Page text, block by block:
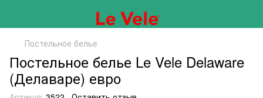
Постельное белье
Постельное белье Le Vele Delaware
(Делаваре) евро